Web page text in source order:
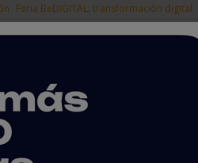
Feria BeDIGITAL: transformación digital
PRODUCTOS